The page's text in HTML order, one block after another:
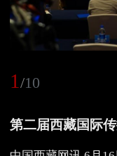
1/10
第二届西藏国际